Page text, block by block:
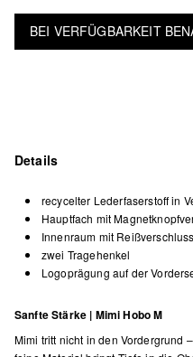
BEI VERFÜGBARKEIT
Details
recycelter Lederfaserstoff in
Hauptfach mit
Innenraum mit
zwei Tragehenkel
Logoprägung auf der
Sanfte Stärke | Mimi Hobo M
Mimi tritt nicht in den Vordergrund